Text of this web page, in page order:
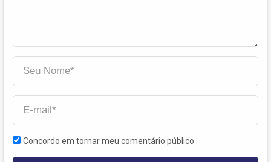
Concordo em tornar meu comentário público